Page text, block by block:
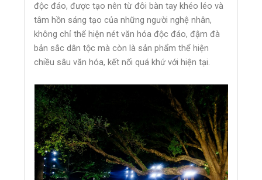
độc đáo, được tạo nên từ đôi bàn tay khéo léo và
tâm hồn sáng tạo của những người nghệ nhân,
không chỉ thể hiện nét văn hóa độc đáo, đậm đà
bản sắc dân tộc mà còn là sản phẩm thể hiện
chiều sâu văn hóa, kết nối quá khứ với hiện tại.